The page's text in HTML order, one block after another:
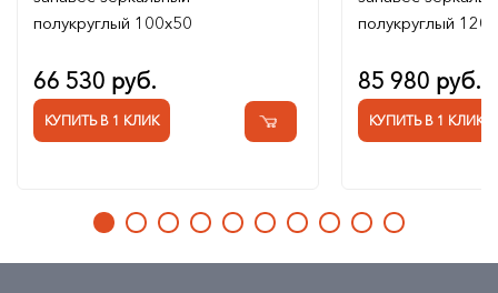
полукруглый 100х50
66 530 руб.
КУПИТЬ В 1 КЛИК
полукруглый
85 980 руб.
КУПИТЬ В 1 КЛИК